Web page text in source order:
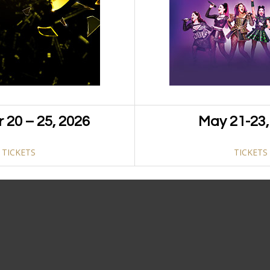
– 25, 2026
TICKETS
May 21-
TICKETS
iaculis porta. Sed sapien tortor, aliquet a velit ut,
massa ullamcorper dapibus.
Pinterest